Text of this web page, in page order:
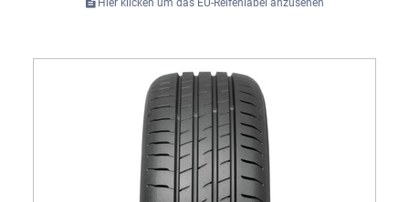
Hier klicken um das EU-Reifenlabel anzusehen